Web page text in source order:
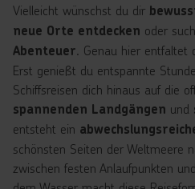
Vielleicht wünschst du dir
neue Orte entdecken oder
Abenteuer. Genau hier entfaltet
Erst genießt du entspannte
Schiffsreisen dich hinaus auf die
spannenden Landgängen und
entsteht ein
schönsten Seiten der Weltmeere
zwischen festen Anlaufpunkten